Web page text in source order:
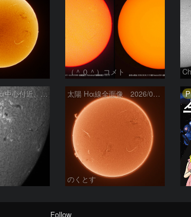
（＾０＾）コメト
8/6朝の太陽(Hα中心付近、4498、4502付近) 太陽 Hα線全面像 2026/08/06
のくとす
Follow